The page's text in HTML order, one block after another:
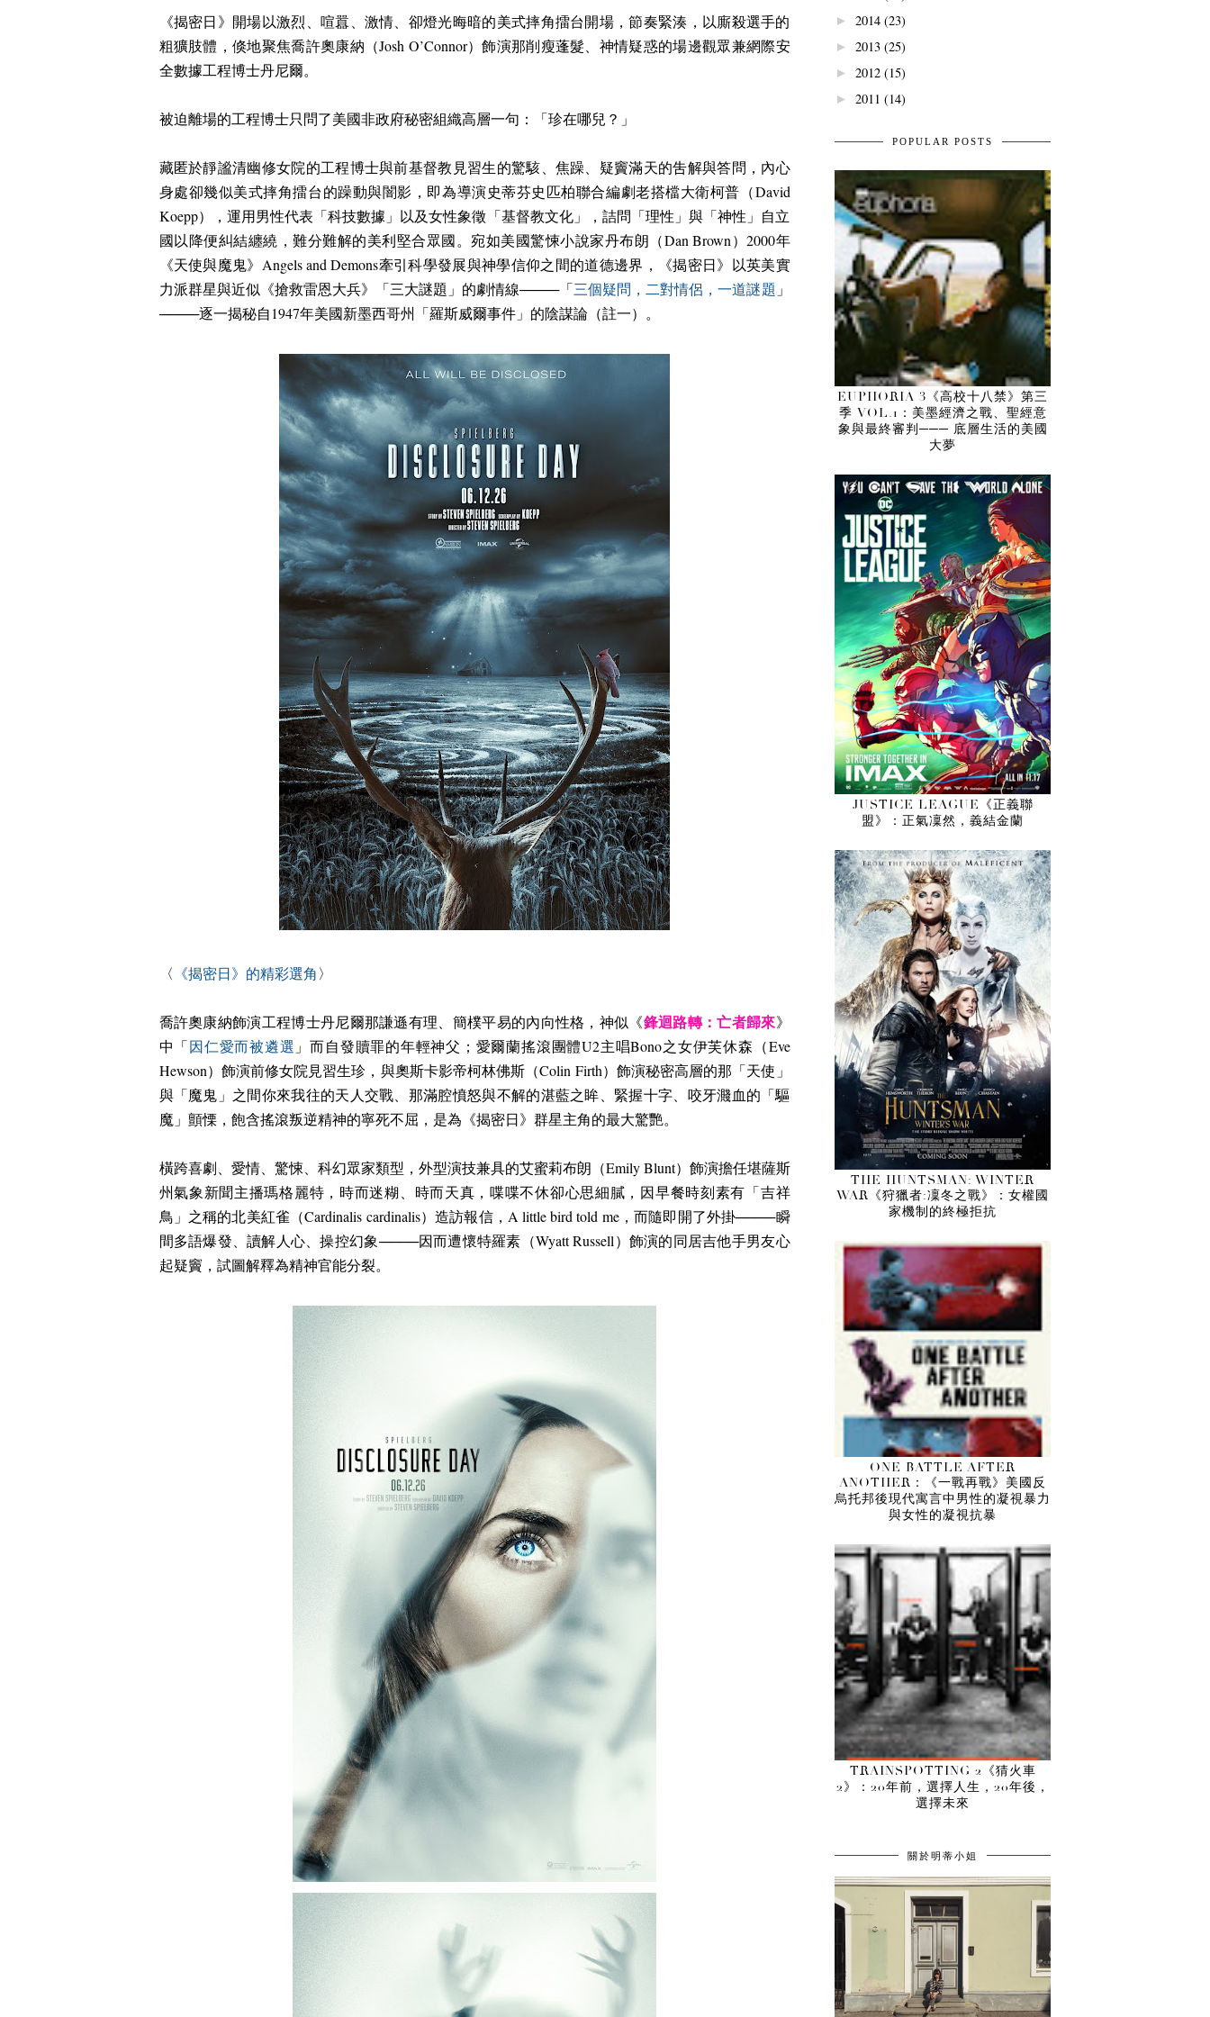
《揭密日》開場以激烈、喧囂、激情、卻燈光晦暗的美式摔角擂台開場，節奏緊湊，以廝殺選手的
粗獷肢體，倏地聚焦喬許奧康納（Josh O’Connor）飾演那削瘦蓬髮、神情疑惑的場邊觀眾兼網際安
全數據工程博士丹尼爾。
被迫離場的工程博士只問了美國非政府秘密組織高層一句：「珍在哪兒？」
藏匿於靜謐清幽修女院的工程博士與前基督教見習生的驚駭、焦躁、疑竇滿天的吿解與答問，內心
身處卻幾似美式摔角擂台的躁動與闇影， 即為導演史蒂芬史匹柏聯合編劇老搭檔大衛柯普（David
Koepp），運用男性代表「科技數據」以及女性象徵「基督教文化」，詰問「理性」與「神性」自立
國以降便糾結纏繞，難分難解的美利堅合眾國。宛如美國驚悚小說家丹布朗（Dan Brown） 2000年
《天使與魔鬼》 Angels and Demons牽引科學發展與神學信仰之間的道德邊界，《揭密日》以英美實
力派群星與近似《搶救雷恩大兵》「三大謎題」的劇情線────「三個疑問，二對情侶，一道謎題 」
────逐一揭秘自1947年美國新墨西哥州「羅斯威爾事件」的陰謀論（註一）。
〈 《揭密日》的精彩選角〉
喬許奧康納飾演工程博士丹尼爾那謙遜有理、簡樸平易的內向性格，神似《鋒迴路轉：亡者歸來》
中「因仁愛而被遴選 」而自發贖罪的年輕神父；愛爾蘭搖滾團體U2主唱Bono之女伊芙休森（Eve
Hewson）飾演前修女院見習生珍，與奧斯卡影帝柯林佛斯（Colin Firth）飾演秘密高層的那「天使」
與「魔鬼」之間你來我往的天人交戰、那滿腔憤怒與不解的湛藍之眸、緊握十字、咬牙濺血的「驅
魔」顫慄，飽含搖滾叛逆精神的寧死不屈，是為《揭密日》群星主角的最大驚艷。
橫跨喜劇、愛情、驚悚、科幻眾家類型，外型演技兼具的艾蜜莉布朗（Emily Blunt）飾演擔任堪薩斯
州氣象新聞主播瑪格麗特，時而迷糊、時而天真，喋喋不休卻心思細膩，因早餐時刻素有「吉祥
鳥」之稱的北美紅雀（Cardinalis cardinalis）造訪報信， A little bird told me，而隨即開了外掛────瞬
間多語爆發、讀解人心、操控幻象────因而遭懷特羅素（Wyatt Russell）飾演的同居吉他手男友心
起疑竇，試圖解釋為精神官能分裂。
► 2014 (23)
► 2013 (25)
► 2012 (15)
► 2011 (14)
POPULAR POSTS
EUPHORIA 3《高校十八禁》第三
季 VOL.1：美墨經濟之戰、聖經意
象與最終審判─── 底層生活的美國
大夢
JUSTICE LEAGUE《正義聯
盟》：正氣凜然，義結金蘭
THE HUNTSMAN: WINTER
WAR《狩獵者:凜冬之戰》：女權國
家機制的終極拒抗
ONE BATTLE AFTER
ANOTHER：《一戰再戰》美國反
烏托邦後現代寓言中男性的凝視暴力
與女性的凝視抗暴
TRAINSPOTTING 2《猜火車
2》：20年前，選擇人生，20年後，
選擇未來
關於明蒂小姐